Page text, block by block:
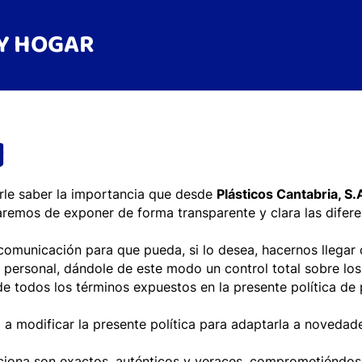
HOGAR
Inicio
Bolsas
Bolsas con cierra fácil
saber la importancia que desde Plásticos Cantabria,
de exponer de forma transparente y clara las
para que pueda, si lo desea, hacernos
dándole de este modo un control total sobre
todos los términos expuestos en la presente política
modificar la presente política para adaptarla a